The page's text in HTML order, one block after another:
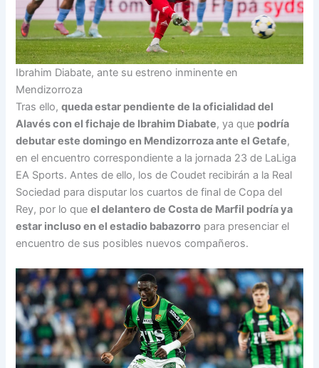
Ibrahim Diabate, ante su estreno inminente en
Mendizorroza
Tras ello,queda estar pendiente de la oficialidad del
Alavés con el fichaje de Ibrahim Diabate, ya que podría
debutar este domingo en Mendizorroza ante el Getafe,
en el encuentro correspondiente a la jornada 23 de LaLiga
EA Sports. Antes de ello, los de Coudet recibirán a la Real
Sociedad para disputar los cuartos de final de Copa del
Rey, por lo queel delantero de Costa de Marfil podría ya
estar incluso en el estadio babazorro para presenciar el
encuentro de sus posibles nuevos compañeros.